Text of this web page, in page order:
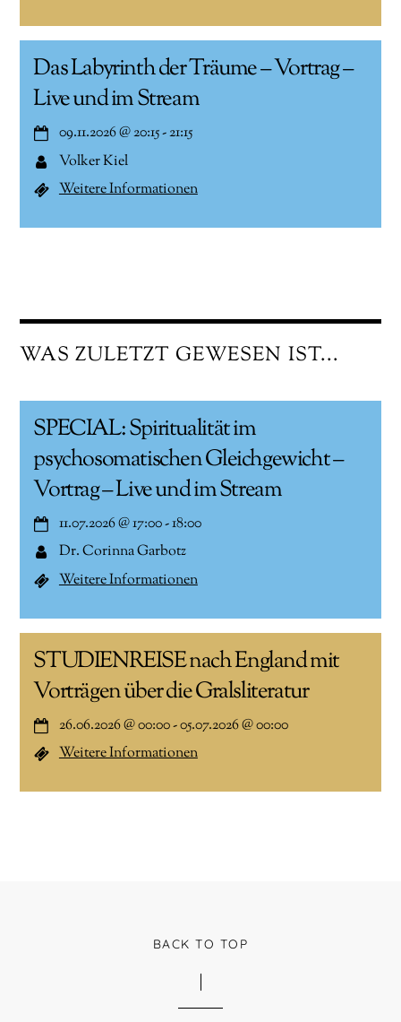
Das Labyrinth der Träume – Vortrag –
Live und im Stream
09.11.2026@20:15-21:15
Volker Kiel
Weitere Informationen
WAS ZULETZT GEWESEN IST...
SPECIAL: Spiritualität im
psychosomatischen Gleichgewicht –
Vortrag – Live und im Stream
11.07.2026@17:00-18:00
Dr. Corinna Garbotz
Weitere Informationen
STUDIENREISE nach England mit
Vorträgen über die Gralsliteratur
26.06.2026@00:00-05.07.2026@00:00
Weitere Informationen
BACK TO TOP